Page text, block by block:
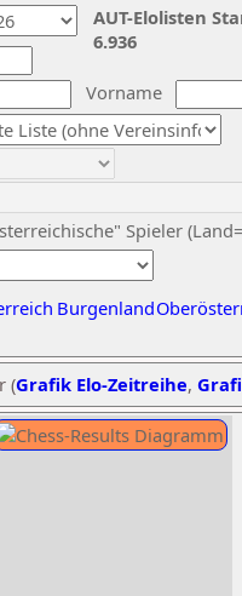
Vorname
Spieler
Burgenland
AUT-Elolisten
6.936
(Grafik Elo-Zeitreihe,